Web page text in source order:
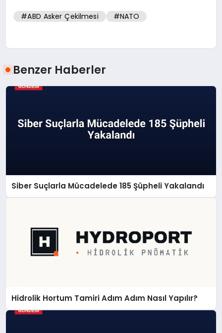
#ABD Asker Çekilmesi #NATO
Benzer Haberler
Siber Suçlarla Mücadelede 185 Şüpheli Yakalandı
Hidrolik Hortum Tamiri Adım Adım Nasıl Yapılır?